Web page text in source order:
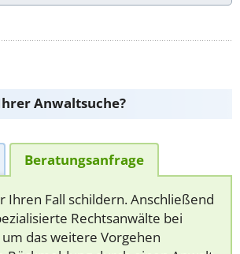
Anwaltsuche?
Beratungsanfrage
Ihren Fall schildern. Anschließend
Rechtsanwälte bei
das weitere Vorgehen